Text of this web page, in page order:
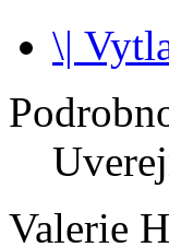
\|
Valerie